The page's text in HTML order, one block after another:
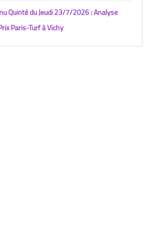
Quinté du Jeudi 23/7/2026 : Analyse
Paris-Turf à Vichy